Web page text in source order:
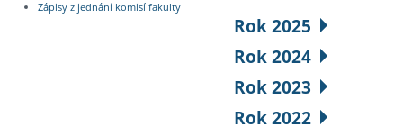
Zápisy z jednání komisí fakulty
Rok 2025
Rok 2024
Rok 2023
Rok 2022